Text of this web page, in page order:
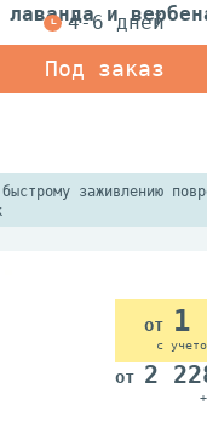
лаванда и
заживлению
1
с
2